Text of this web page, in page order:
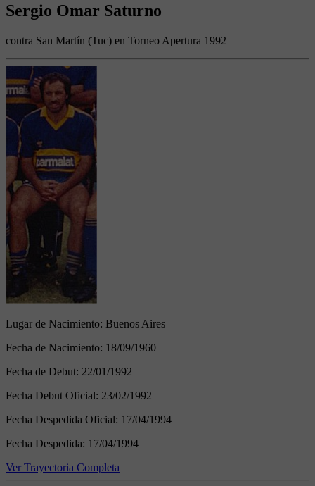
Sergio Omar Saturno
contra San Martín (Tuc) en Torneo Apertura 1992
Lugar de Nacimiento: Buenos Aires
Fecha de Nacimiento: 18/09/1960
Fecha de Debut: 22/01/1992
Fecha Debut Oficial: 23/02/1992
Fecha Despedida Oficial: 17/04/1994
Fecha Despedida: 17/04/1994
Ver Trayectoria Completa